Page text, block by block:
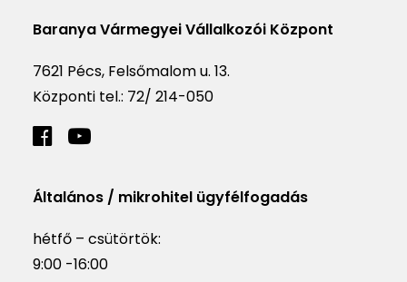
Baranya Vármegyei Vállalkozói Központ
7621 Pécs, Felsőmalom u. 13.
Központi tel.: 72/ 214-050
Általános / mikrohitel ügyfélfogadás
hétfő – csütörtök:
9:00 -16:00